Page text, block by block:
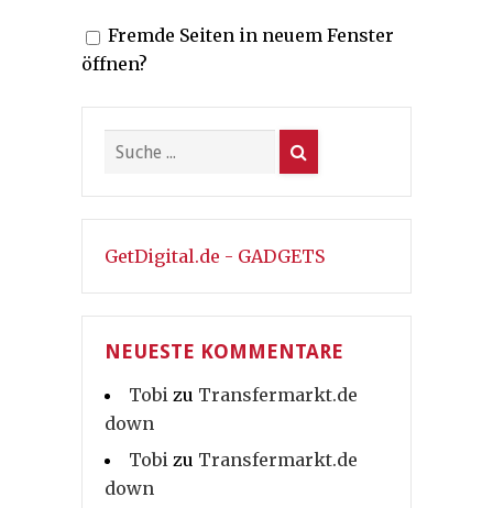
Fremde Seiten in neuem Fenster
öffnen?
GetDigital.de - GADGETS
NEUESTE KOMMENTARE
Tobi zu Transfermarkt.de
down
Tobi zu Transfermarkt.de
down